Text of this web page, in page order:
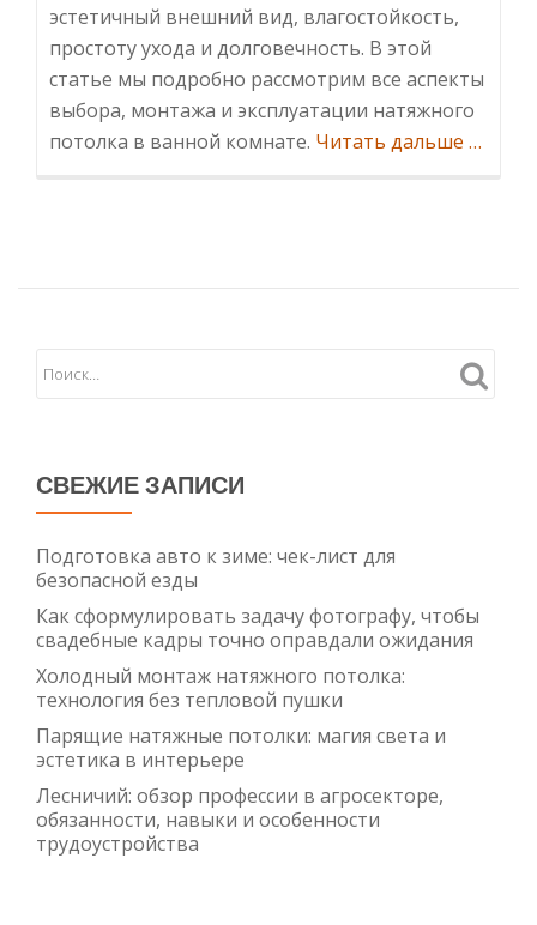
эстетичный внешний вид, влагостойкость,
простоту ухода и долговечность. В этой
статье мы подробно рассмотрим все аспекты
выбора, монтажа и эксплуатации натяжного
потолка в ванной комнате. Читать дальше
и
…
СВЕЖИЕ ЗАПИСИ
Подготовка авто к зиме: чек-лист для
безопасной езды
Как сформулировать задачу фотографу, чтобы
свадебные кадры точно оправдали ожидания
Холодный монтаж натяжного потолка:
технология без тепловой пушки
Парящие натяжные потолки: магия света и
эстетика в интерьере
Лесничий: обзор профессии в агросекторе,
обязанности, навыки и особенности
трудоустройства